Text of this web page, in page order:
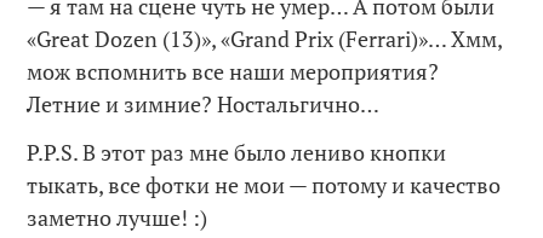
«Great Dozen (13)», «Grand Prix (Ferrari)»… Хмм,
мож вспомнить все наши мероприятия?
Летние и зимние? Ностальгично…
P.P.S. В этот раз мне было лениво кнопки
тыкать, все фотки не мои — потому и качество
заметно лучше! :)